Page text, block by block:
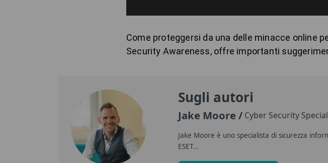
Come proteggersi da una delle minacce online
Security Awareness, offre importanti
Sugli autori
Jake Moore / Cyber Security
Jake Moore è uno specialista di sicurezza
ESET...